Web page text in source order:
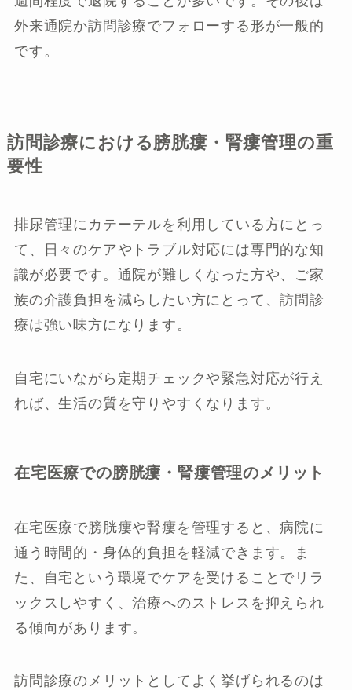
外来通院か訪問診療でフォローする形が一般的
です。
訪問診療における膀胱瘻・腎瘻管理の重
要性
排尿管理にカテーテルを利用している方にとっ
て、日々のケアやトラブル対応には専門的な知
識が必要です。通院が難しくなった方や、ご家
族の介護負担を減らしたい方にとって、訪問診
療は強い味方になります。
自宅にいながら定期チェックや緊急対応が行え
れば、生活の質を守りやすくなります。
在宅医療での膀胱瘻・腎瘻管理のメリット
在宅医療で膀胱瘻や腎瘻を管理すると、病院に
通う時間的・身体的負担を軽減できます。ま
た、自宅という環境でケアを受けることでリラ
ックスしやすく、治療へのストレスを抑えられ
る傾向があります。
訪問診療のメリットとしてよく挙げられるのは